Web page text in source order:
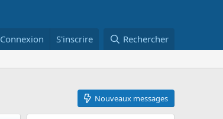
Connexion S'inscrire Rechercher
Nouveaux messages